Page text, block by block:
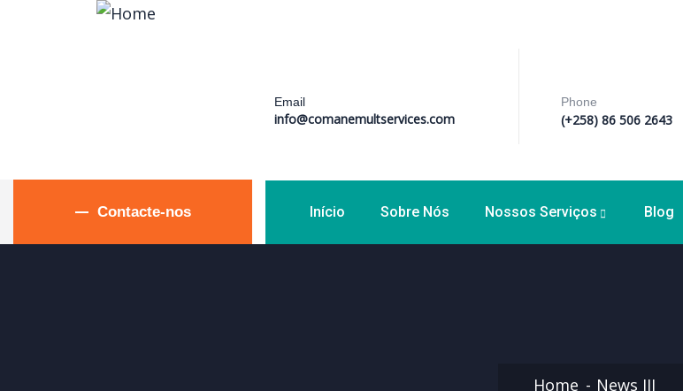
Email
info@comanemultservices.com
Phone
(+258) 86 506 2643
Contacte-nos Início Sobre Nós Nossos Serviços Blog
Home News III